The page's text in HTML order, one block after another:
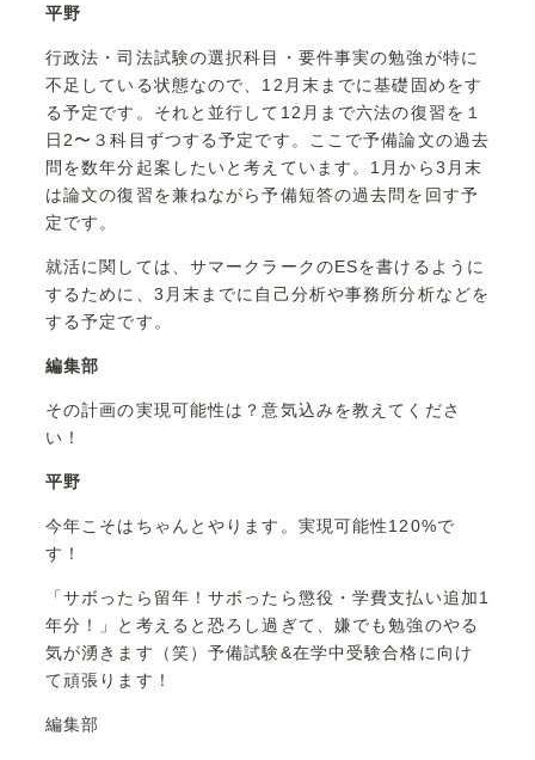
平野
行政法・司法試験の選択科目・要件事実の勉強が特に
不足している状態なので、12月末までに基礎固めをす
る予定です。それと並行して12月まで六法の復習を１
日2〜３科目ずつする予定です。ここで予備論文の過去
問を数年分起案したいと考えています。1月から3月末
は論文の復習を兼ねながら予備短答の過去問を回す予
定です。
就活に関しては、サマークラークのESを書けるように
するために、3月末までに自己分析や事務所分析などを
する予定です。
編集部
その計画の実現可能性は？意気込みを教えてくださ
い！
平野
今年こそはちゃんとやります。実現可能性120%で
す！
「サボったら留年！サボったら懲役・学費支払い追加1
年分！」と考えると恐ろし過ぎて、嫌でも勉強のやる
気が湧きます（笑）予備試験&在学中受験合格に向け
て頑張ります！
編集部